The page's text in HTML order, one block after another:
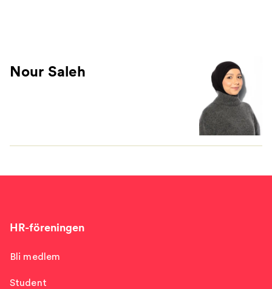
Nour Saleh
HR-föreningen
Bli medlem
Student